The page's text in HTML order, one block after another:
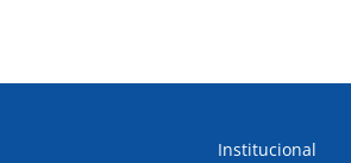
Institucional